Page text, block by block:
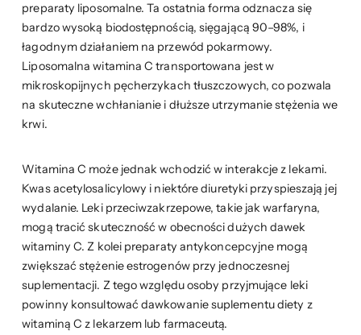
preparaty liposomalne. Ta ostatnia forma odznacza się
bardzo wysoką biodostępnością, sięgającą 90–98%, i
łagodnym działaniem na przewód pokarmowy.
Liposomalna witamina C transportowana jest w
mikroskopijnych pęcherzykach tłuszczowych, co pozwala
na skuteczne wchłanianie i dłuższe utrzymanie stężenia we
krwi.
Witamina C może jednak wchodzić w interakcje z lekami.
Kwas acetylosalicylowy i niektóre diuretyki przyspieszają jej
wydalanie. Leki przeciwzakrzepowe, takie jak warfaryna,
mogą tracić skuteczność w obecności dużych dawek
witaminy C. Z kolei preparaty antykoncepcyjne mogą
zwiększać stężenie estrogenów przy jednoczesnej
suplementacji. Z tego względu osoby przyjmujące leki
powinny konsultować dawkowanie suplementu diety z
witaminą C z lekarzem lub farmaceutą.